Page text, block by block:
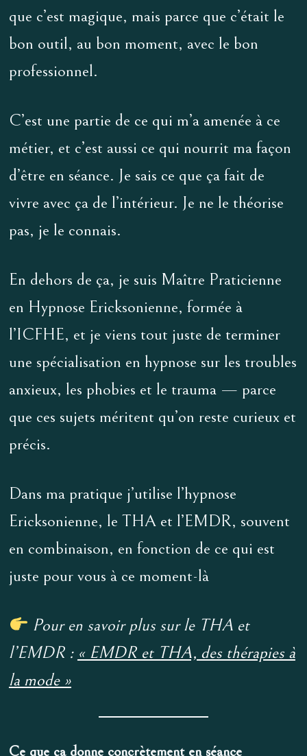
que c’est magique, mais parce que c’était le
bon outil, au bon moment, avec le bon
professionnel.
C’est une partie de ce qui m’a amenée à ce
métier, et c’est aussi ce qui nourrit ma façon
d’être en séance. Je sais ce que ça fait de
vivre avec ça de l’intérieur. Je ne le théorise
pas, je le connais.
En dehors de ça, je suis Maître Praticienne
en Hypnose Ericksonienne, formée à
l’ICFHE, et je viens tout juste de terminer
une spécialisation en hypnose sur les troubles
anxieux, les phobies et le trauma — parce
que ces sujets méritent qu’on reste curieux et
précis.
Dans ma pratique j’utilise l’hypnose
Ericksonienne, le THA et l’EMDR, souvent
en combinaison, en fonction de ce qui est
juste pour vous à ce moment-là
Pour en savoir plus sur le THA et
l’EMDR : « EMDR et THA, des thérapies à
la mode »
Ce que ça donne concrètement en séance